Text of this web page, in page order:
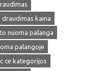
draudimas kaina
nuoma palanga
palangoje
c ce kategorijos